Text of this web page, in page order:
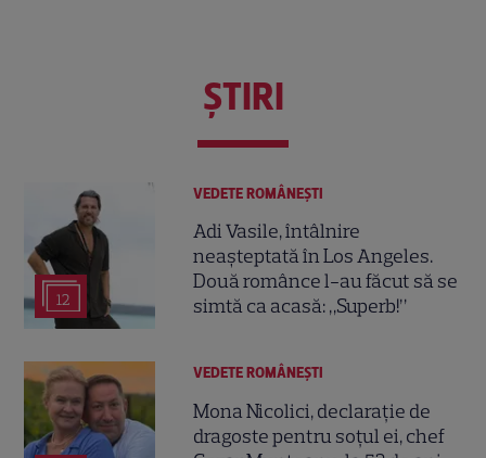
ŞTIRI
12
VEDETE ROMÂNEŞTI
Adi Vasile, întâlnire
neașteptată în Los Angeles.
Două românce l-au făcut să se
simtă ca acasă: „Superb!”
VEDETE ROMÂNEŞTI
Mona Nicolici, declarație de
dragoste pentru soțul ei, chef